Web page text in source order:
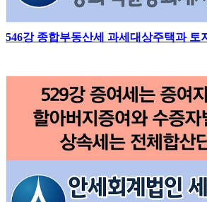
546강 종합부동산세 과세대상주택과 토